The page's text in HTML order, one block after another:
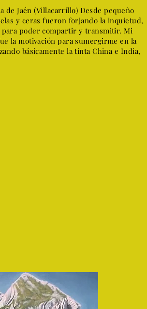
de Jaén (Villacarrillo) Desde pequeño
y ceras fueron forjando la inquietud,
para poder compartir y transmitir. Mi
la motivación para sumergirme en la
básicamente la tinta China e India,